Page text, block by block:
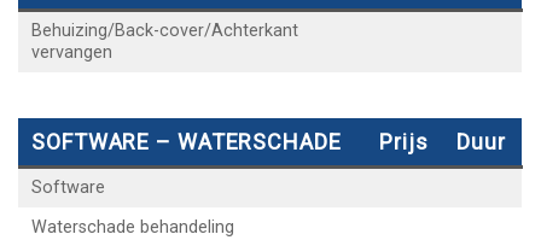
Behuizing/Back-cover/Achterkant
vervangen
SOFTWARE – WATERSCHADE Prijs Duur
Software
Waterschade behandeling